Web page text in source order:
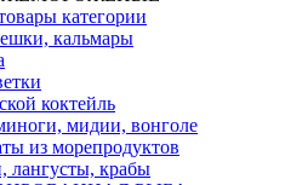
категории
кальмары
коктейль
мидии, вонголе
из морепродуктов
лангусты, крабы